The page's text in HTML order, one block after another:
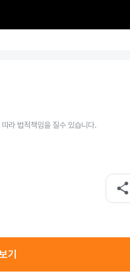
라 법적책임을 질수 있습니다.
share
기